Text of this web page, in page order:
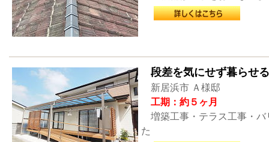
段差を気にせず暮らせ
新居浜市 Ａ様邸
工期：約５ヶ月
増築工事・テラス工事・
た